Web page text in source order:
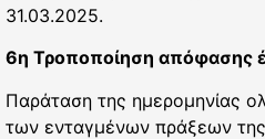
31.03.2025.
6η Τροποποίηση απόφασης
Παράταση της ημερομηνίας
των ενταγμένων πράξεων